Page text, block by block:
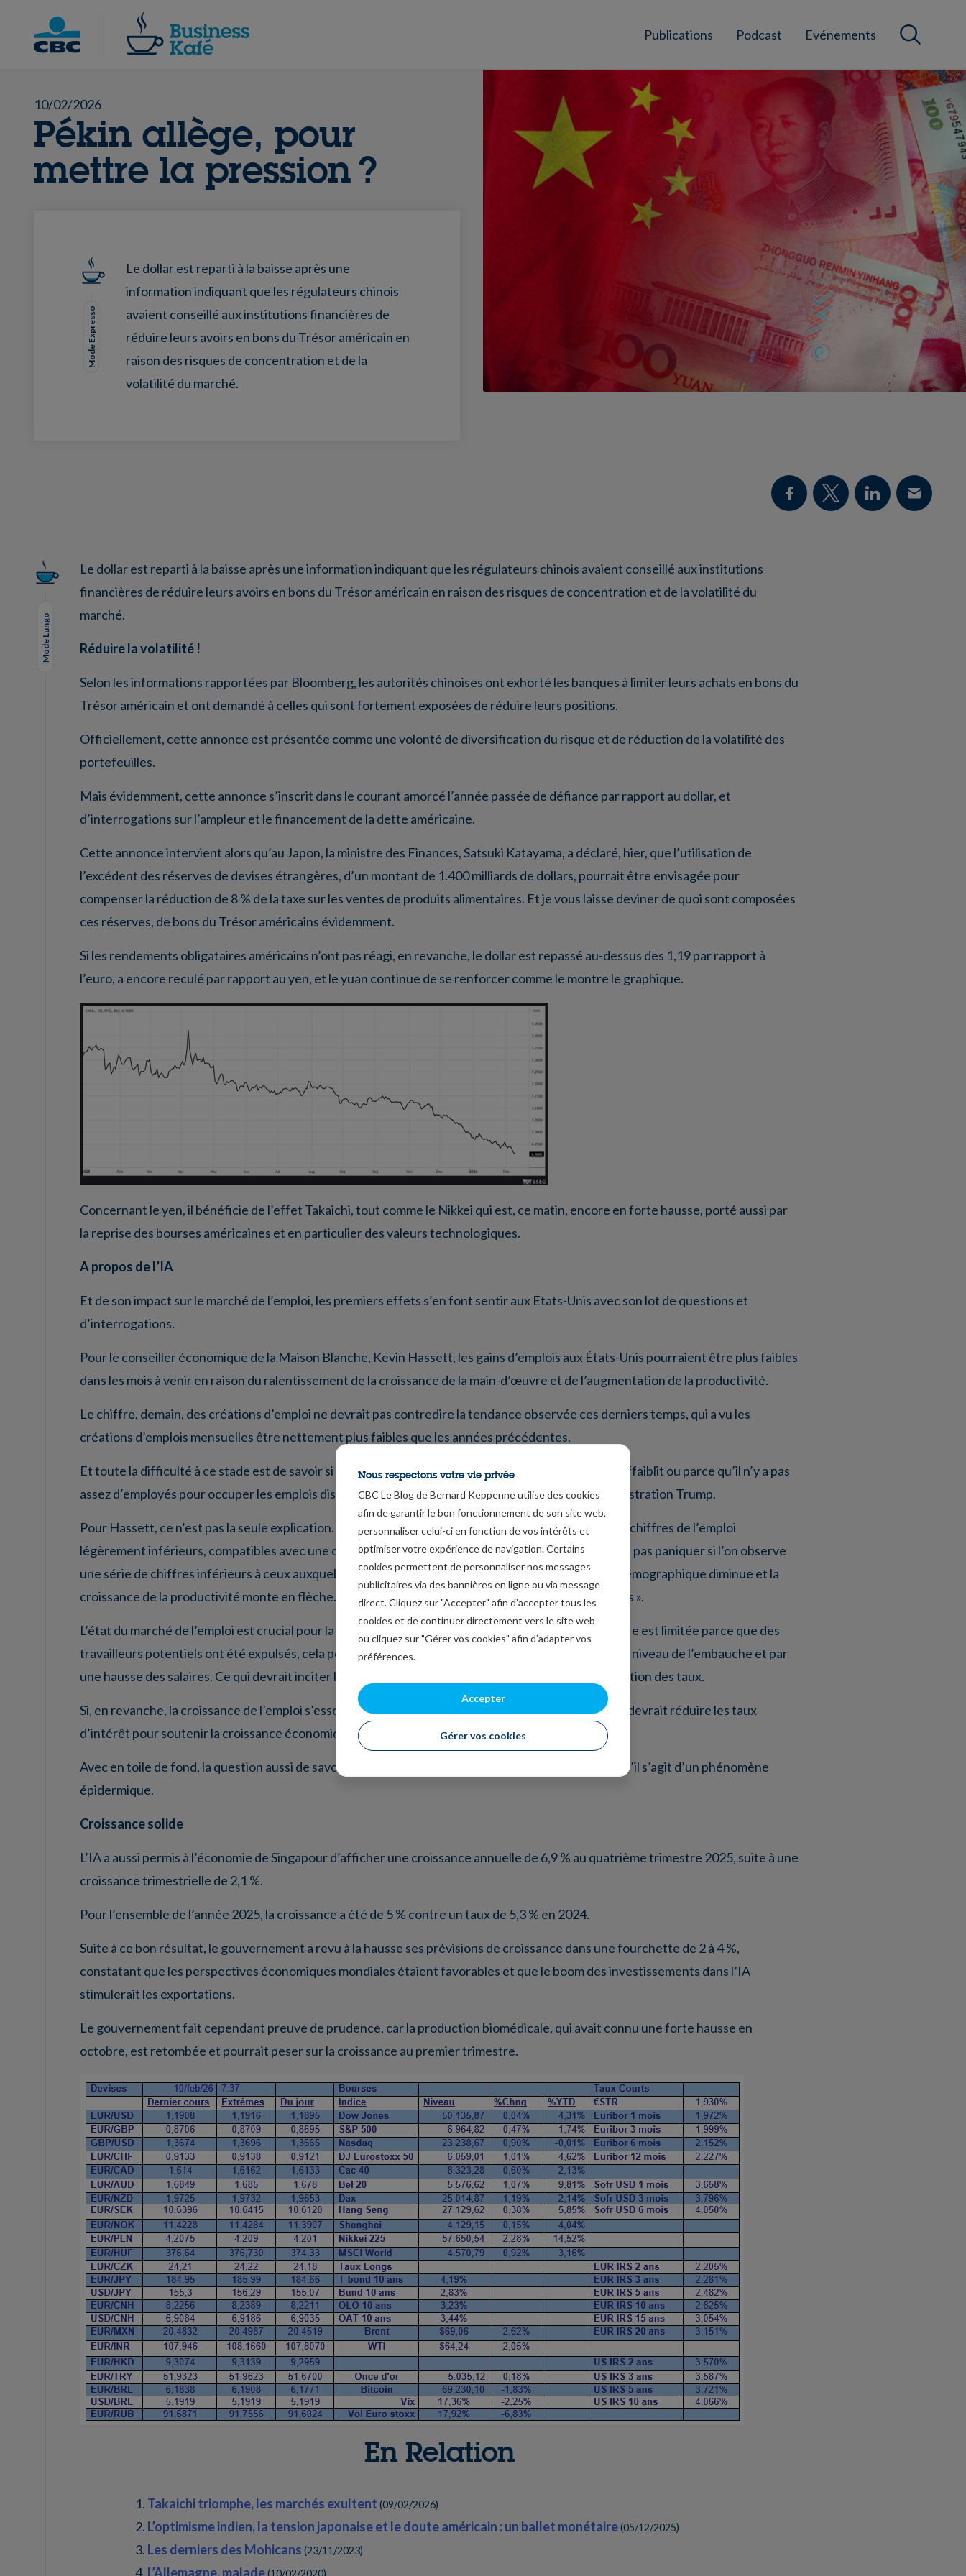
content
Publications Podcast Evénements
Chercher
10/02/2026
Pékin allège, pour
mettre la pression ?
Mode Expresso
Le dollar est reparti à la baisse après une
information indiquant que les régulateurs chinois
avaient conseillé aux institutions financières de
réduire leurs avoirs en bons du Trésor américain en
raison des risques de concentration et de la
volatilité du marché.
Mode Lungo
Le dollar est reparti à la baisse après une information indiquant que les régulateurs chinois avaient conseillé aux institutions
financières de réduire leurs avoirs en bons du Trésor américain en raison des risques de concentration et de la volatilité du
marché.
Réduire la volatilité !
Selon les informations rapportées par Bloomberg, les autorités chinoises ont exhorté les banques à limiter leurs achats en bons du
Trésor américain et ont demandé à celles qui sont fortement exposées de réduire leurs positions.
Officiellement, cette annonce est présentée comme une volonté de diversification du risque et de réduction de la volatilité des
portefeuilles.
Mais évidemment, cette annonce s’inscrit dans le courant amorcé l’année passée de défiance par rapport au dollar, et
d’interrogations sur l’ampleur et le financement de la dette américaine.
Cette annonce intervient alors qu’au Japon, la ministre des Finances, Satsuki Katayama, a déclaré, hier, que l’utilisation de
l’excédent des réserves de devises étrangères, d’un montant de 1.400 milliards de dollars, pourrait être envisagée pour
compenser la réduction de 8 % de la taxe sur les ventes de produits alimentaires. Et je vous laisse deviner de quoi sont composées
ces réserves, de bons du Trésor américains évidemment.
Si les rendements obligataires américains n’ont pas réagi, en revanche, le dollar est repassé au-dessus des 1,19 par rapport à
l’euro, a encore reculé par rapport au yen, et le yuan continue de se renforcer comme le montre le graphique.
Concernant le yen, il bénéficie de l’effet Takaichi, tout comme le Nikkei qui est, ce matin, encore en forte hausse, porté aussi par
la reprise des bourses américaines et en particulier des valeurs technologiques.
A propos de l’IA
Et de son impact sur le marché de l’emploi, les premiers effets s’en font sentir aux Etats-Unis avec son lot de questions et
d’interrogations.
Pour le conseiller économique de la Maison Blanche, Kevin Hassett, les gains d’emplois aux États-Unis pourraient être plus faibles
dans les mois à venir en raison du ralentissement de la croissance de la main-d’œuvre et de l’augmentation de la productivité.
Le chiffre, demain, des créations d’emploi ne devrait pas contredire la tendance observée ces derniers temps, qui a vu les
créations d’emplois mensuelles être nettement plus faibles que les années précédentes.
Et toute la difficulté à ce stade est de savoir si le marché du travail ralentit parce que l’économie s’affaiblit ou parce qu’il n’y a pas
assez d’employés pour occuper les emplois disponibles à cause de la politique migratoire de l’administration Trump.
Pour Hassett, ce n’est pas la seule explication. Il a déclaré « je pense donc qu’il faut s’attendre à des chiffres de l’emploi
légèrement inférieurs, compatibles avec une croissance élevée du PIB à l’heure actuelle… Il ne faut pas paniquer si l’on observe
une série de chiffres inférieurs à ceux auxquels on est habitué, car, encore une fois, la croissance démographique diminue et la
croissance de la productivité monte en flèche. Il s’agit d’un ensemble de circonstances inhabituelles ».
L’état du marché de l’emploi est crucial pour la FED et influence sa politique monétaire. Mais si l’offre est limitée parce que des
travailleurs potentiels ont été expulsés, cela pourrait se traduire par des goulets d’étranglement au niveau de l’embauche et par
une hausse des salaires. Ce qui devrait inciter la FED à la plus grande prudence en matière de réduction des taux.
Si, en revanche, la croissance de l’emploi s’essouffle en raison de la faiblesse de la demande, la FED devrait réduire les taux
d’intérêt pour soutenir la croissance économique et l’embauche.
Avec en toile de fond, la question aussi de savoir si la hausse de la productivité va se poursuivre, ou s’il s’agit d’un phénomène
épidermique.
Croissance solide
L’IA a aussi permis à l’économie de Singapour d’afficher une croissance annuelle de 6,9 % au quatrième trimestre 2025, suite à une
croissance trimestrielle de 2,1 %.
Pour l’ensemble de l’année 2025, la croissance a été de 5 % contre un taux de 5,3 % en 2024.
Suite à ce bon résultat, le gouvernement a revu à la hausse ses prévisions de croissance dans une fourchette de 2 à 4 %,
constatant que les perspectives économiques mondiales étaient favorables et que le boom des investissements dans l’IA
stimulerait les exportations.
Le gouvernement fait cependant preuve de prudence, car la production biomédicale, qui avait connu une forte hausse en
octobre, est retombée et pourrait peser sur la croissance au premier trimestre.
En Relation
Takaichi triomphe, les marchés exultent (09/02/2026)
L’optimisme indien, la tension japonaise et le doute américain : un ballet monétaire(05/12/2025)
Les derniers des Mohicans (23/11/2023)
L’Allemagne, malade(10/02/2020)
Nous respectons votre vie privée
CBC Le Blog de Bernard Keppenne utilise des cookies
afin de garantir le bon fonctionnement de son site web,
personnaliser celui-ci en fonction de vos intérêts et
optimiser votre expérience de navigation. Certains
cookies permettent de personnaliser nos messages
publicitaires via des bannières en ligne ou via message
direct. Cliquez sur "Accepter" afin d’accepter tous les
cookies et de continuer directement vers le site web
ou cliquez sur "Gérer vos cookies" afin d’adapter vos
préférences.
Accepter
Gérer vos cookies